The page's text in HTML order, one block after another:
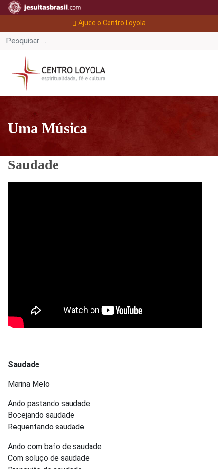
Ajude o Centro Loyola
Uma Música
Saudade
Saudade
Marina Melo
Ando pastando saudade
Bocejando saudade
Requentando saudade
Ando com bafo de saudade
Com soluço de saudade